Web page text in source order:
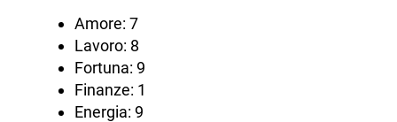
Amore: 7
Lavoro: 8
Fortuna: 9
Finanze: 1
Energia: 9